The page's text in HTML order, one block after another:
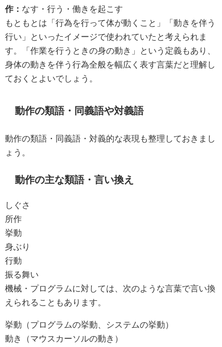
作： なす・行う・働きを起こす
もともとは「行為を行って体が動くこと」「動きを伴う
行い」といったイメージで使われていたと考えられま
す。「作業を行うときの身の動き」という定義もあり、
身体の動きを伴う行為全般を幅広く表す言葉だと理解し
ておくとよいでしょう。
動作の類語・同義語や対義語
動作の類語・同義語・対義的な表現も整理しておきまし
ょう。
動作の主な類語・言い換え
しぐさ
所作
挙動
身ぶり
行動
振る舞い
機械・プログラムに対しては、次のような言葉で言い換
えられることもあります。
挙動（プログラムの挙動、システムの挙動）
動き（マウスカーソルの動き）